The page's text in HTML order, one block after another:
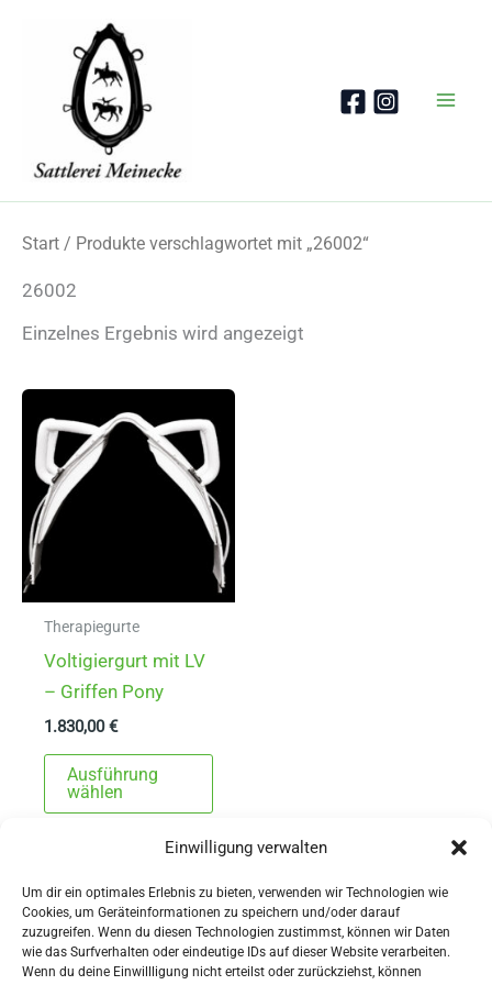
Einwilligung verwalten
Um dir ein optimales Erlebnis zu bieten, verwenden wir Technologien wie
Cookies, um Geräteinformationen zu speichern und/oder darauf
zuzugreifen. Wenn du diesen Technologien zustimmst, können wir Daten
wie das Surfverhalten oder eindeutige IDs auf dieser Website verarbeiten.
Wenn du deine Einwillligung nicht erteilst oder zurückziehst, können
Start / Produkte verschlagwortet mit „26002“
26002
Einzelnes Ergebnis wird angezeigt
Therapiegurte
Voltigiergurt mit LV
– Griffen Pony
1.830,00€
Ausführung
wählen
Dieses
mehrere
Varianten
auf.
Die
Optionen